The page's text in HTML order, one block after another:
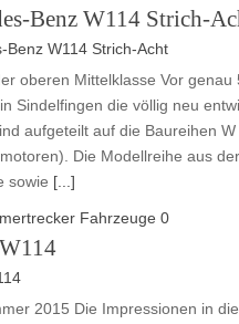
Benz W114 Strich-
oberen Mittelklasse Vor
Sindelfingen die völlig neu
aufgeteilt auf die Baureihen
Die Modellreihe aus
sowie [...]
Fahrzeuge 0
2015 Die Impressionen in